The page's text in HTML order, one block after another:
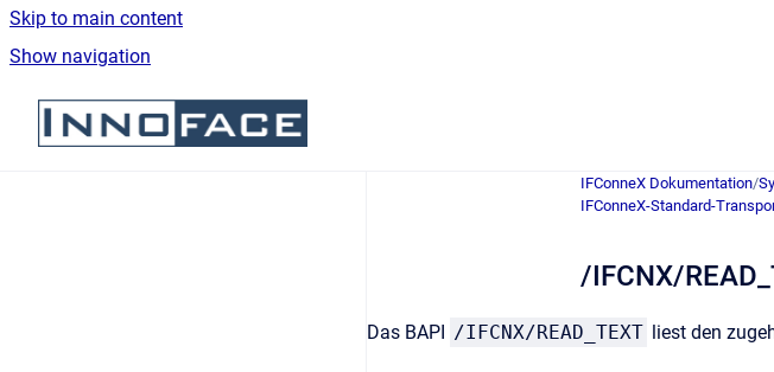
Skip to main content
Show navigation
Go to homepage
IFConneX Dokumentation/
IFConneX-Standard-
/IFCNX/
Das BAPI /IFCNX/READ_TEXT liest den